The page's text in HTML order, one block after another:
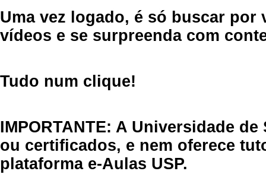
Uma vez logado, é só buscar por
vídeos e se surpreenda com
Tudo num clique!
IMPORTANTE: A Universidade
ou certificados, e nem oferece
plataforma e-Aulas USP.